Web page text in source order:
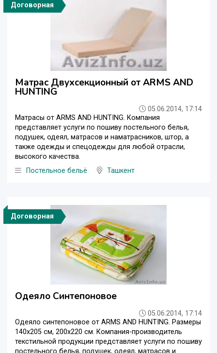
Договорная
Матрас Двухсекционный от ARMS AND
HUNTING
05.06.2014, 17:14
Матрасы от ARMS AND HUNTING. Компания
представляет услуги по пошиву постельного белья,
подушек, одеял, матрасов и наматрасников, штор, а
также одежды и спецодежды для любой отрасли,
высокого качества.
Постельное бельё
Ташкент
Договорная
Одеяло Синтепоновое
05.06.2014, 17:14
Одеяло синтепоновое от ARMS AND HUNTING. Размеры
140х205 см, 200х220 см. Компания-производитель
текстильной продукции представляет услуги по пошиву
постельного белья, подушек, одеял, матрасов и